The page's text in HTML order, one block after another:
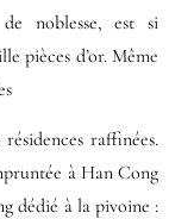
noblesse, est si
pièces d’or. Même
raffinées.
à Han Cong
dédié à la pivoine :